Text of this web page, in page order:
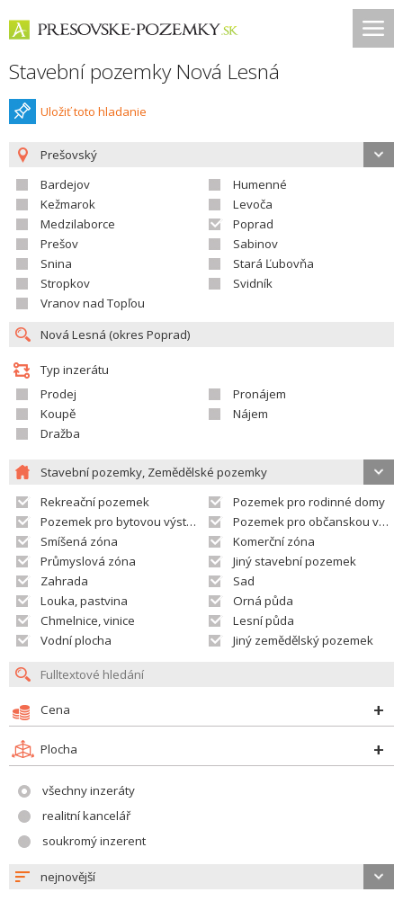
Stavební pozemky Nová Lesná
Uložiť toto hladanie
Prešovský
Bardejov
Humenné
Kežmarok
Levoča
Medzilaborce
Poprad
Prešov
Sabinov
Snina
Stará Ľubovňa
Stropkov
Svidník
Vranov nad Topľou
Typ inzerátu
Prodej
Pronájem
Koupě
Nájem
Dražba
Stavební pozemky, Zemědělské pozemky
Rekreační pozemek
Pozemek pro rodinné domy
Pozemek pro bytovou výstavbu
Pozemek pro občanskou vybavenost
Smíšená zóna
Komerční zóna
Průmyslová zóna
Jiný stavební pozemek
Zahrada
Sad
Louka, pastvina
Orná půda
Chmelnice, vinice
Lesní půda
Vodní plocha
Jiný zemědělský pozemek
Cena
Plocha
všechny inzeráty
realitní kancelář
soukromý inzerent
nejnovější